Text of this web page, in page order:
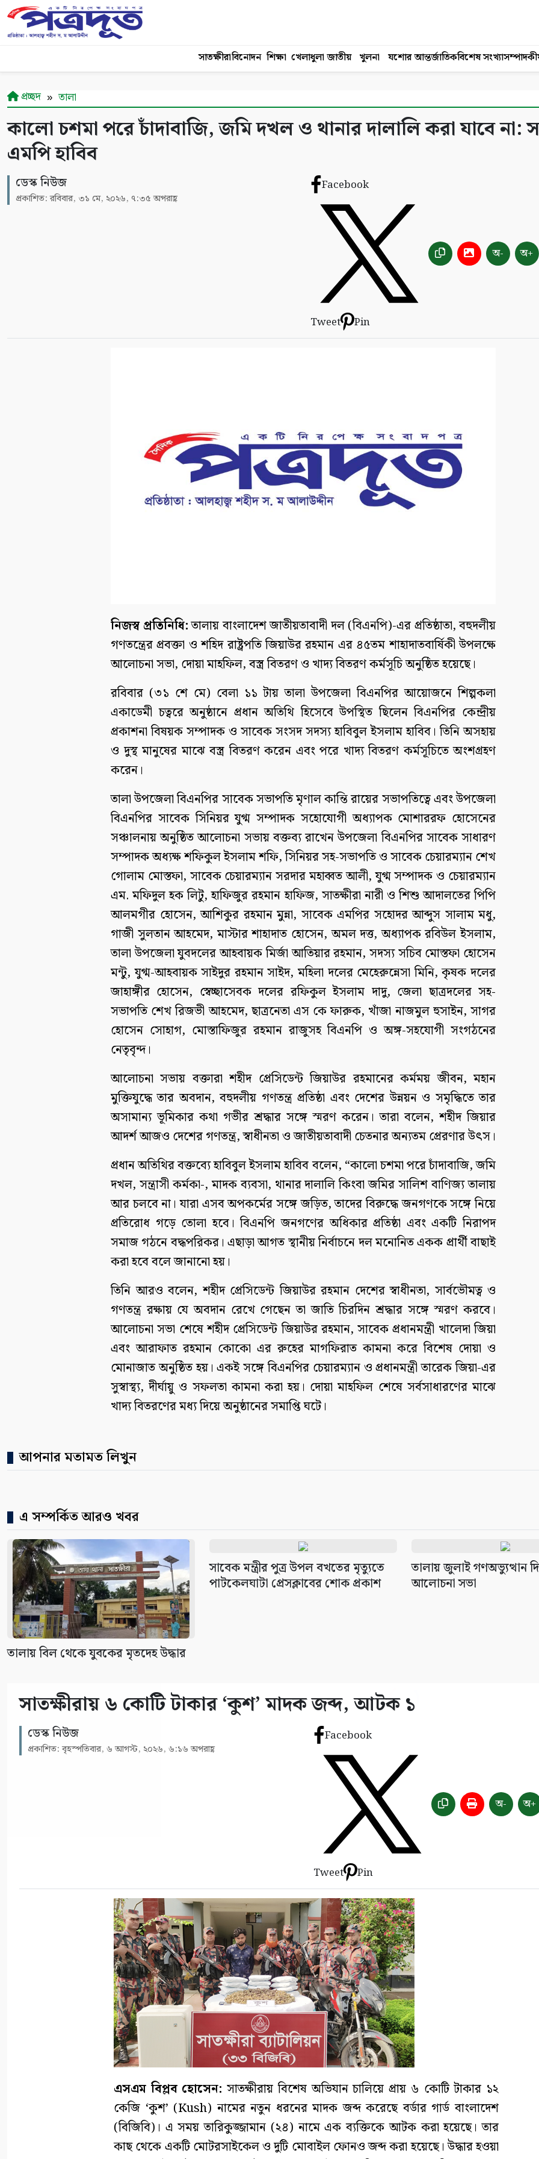
সাতক্ষীরাবিনোদন শিক্ষা খেলাধুলা জাতীয় খুলনা যশোর আন্তর্জাতিকবিশেষ সংখ্যা
প্রচ্ছদ তালা
কালো চশমা পরে চাঁদাবাজি, জমি দখল ও থানার দালালি করা যাবে না:
এমপি হাবিব
ডেস্ক নিউজ
প্রকাশিত: রবিবার, ৩১ মে, ২০২৬, ৭:৩৫ অপরাহ্ণ
Facebook
Tweet Pin
অ- অ+
নিজস্ব প্রতিনিধি:তালায় বাংলাদেশ জাতীয়তাবাদী দল (বিএনপি)-এর প্রতিষ্ঠাতা, বহুদলীয়
গণতন্ত্রের প্রবক্তা ও শহিদ রাষ্ট্রপতি জিয়াউর রহমান এর ৪৫তম শাহাদাতবার্ষিকী উপলক্ষে
আলোচনা সভা, দোয়া মাহফিল, বস্ত্র বিতরণ ও খাদ্য বিতরণ কর্মসূচি অনুষ্ঠিত হয়েছে।
রবিবার (৩১ শে মে) বেলা ১১ টায় তালা উপজেলা বিএনপির আয়োজনে শিল্পকলা
একাডেমী চত্বরে অনুষ্ঠানে প্রধান অতিথি হিসেবে উপস্থিত ছিলেন বিএনপির কেন্দ্রীয়
প্রকাশনা বিষয়ক সম্পাদক ও সাবেক সংসদ সদস্য হাবিবুল ইসলাম হাবিব। তিনি অসহায়
ও দুস্থ মানুষের মাঝে বস্ত্র বিতরণ করেন এবং পরে খাদ্য বিতরণ কর্মসূচিতে অংশগ্রহণ
করেন।
তালা উপজেলা বিএনপির সাবেক সভাপতি মৃণাল কান্তি রায়ের সভাপতিত্বে এবং উপজেলা
বিএনপির সাবেক সিনিয়র যুগ্ম সম্পাদক সহোযোগী অধ্যাপক মোশাররফ হোসেনের
সঞ্চালনায় অনুষ্ঠিত আলোচনা সভায় বক্তব্য রাখেন উপজেলা বিএনপির সাবেক সাধারণ
সম্পাদক অধ্যক্ষ শফিকুল ইসলাম শফি, সিনিয়র সহ-সভাপতি ও সাবেক চেয়ারম্যান শেখ
গোলাম মোস্তফা, সাবেক চেয়ারম্যান সরদার মহাব্বত আলী, যুগ্ম সম্পাদক ও চেয়ারম্যান
এম. মফিদুল হক লিটু, হাফিজুর রহমান হাফিজ, সাতক্ষীরা নারী ও শিশু আদালতের পিপি
আলমগীর হোসেন, আশিকুর রহমান মুন্না, সাবেক এমপির সহোদর আব্দুস সালাম মধু,
গাজী সুলতান আহমেদ, মাস্টার শাহাদাত হোসেন, অমল দত্ত, অধ্যাপক রবিউল ইসলাম,
তালা উপজেলা যুবদলের আহবায়ক মির্জা আতিয়ার রহমান, সদস্য সচিব মোস্তফা হোসেন
মন্টু, যুগ্ম-আহবায়ক সাইদুর রহমান সাইদ, মহিলা দলের মেহেরুন্নেসা মিনি, কৃষক দলের
জাহাঙ্গীর হোসেন, স্বেচ্ছাসেবক দলের রফিকুল ইসলাম দাদু, জেলা ছাত্রদলের সহ-
সভাপতি শেখ রিজভী আহমেদ, ছাত্রনেতা এস কে ফারুক, খাঁজা নাজমুল হুসাইন, সাগর
হোসেন সোহাগ, মোস্তাফিজুর রহমান রাজুসহ বিএনপি ও অঙ্গ-সহযোগী সংগঠনের
নেতৃবৃন্দ।
আলোচনা সভায় বক্তারা শহীদ প্রেসিডেন্ট জিয়াউর রহমানের কর্মময় জীবন, মহান
মুক্তিযুদ্ধে তার অবদান, বহুদলীয় গণতন্ত্র প্রতিষ্ঠা এবং দেশের উন্নয়ন ও সমৃদ্ধিতে তার
অসামান্য ভূমিকার কথা গভীর শ্রদ্ধার সঙ্গে স্মরণ করেন। তারা বলেন, শহীদ জিয়ার
আদর্শ আজও দেশের গণতন্ত্র, স্বাধীনতা ও জাতীয়তাবাদী চেতনার অন্যতম প্রেরণার উৎস।
প্রধান অতিথির বক্তব্যে হাবিবুল ইসলাম হাবিব বলেন, “কালো চশমা পরে চাঁদাবাজি, জমি
দখল, সন্ত্রাসী কর্মকা-, মাদক ব্যবসা, থানার দালালি কিংবা জমির সালিশ বাণিজ্য তালায়
আর চলবে না। যারা এসব অপকর্মের সঙ্গে জড়িত, তাদের বিরুদ্ধে জনগণকে সঙ্গে নিয়ে
প্রতিরোধ গড়ে তোলা হবে। বিএনপি জনগণের অধিকার প্রতিষ্ঠা এবং একটি নিরাপদ
সমাজ গঠনে বদ্ধপরিকর। এছাড়া আগত স্থানীয় নির্বাচনে দল মনোনিত একক প্রার্থী বাছাই
করা হবে বলে জানানো হয়।
তিনি আরও বলেন, শহীদ প্রেসিডেন্ট জিয়াউর রহমান দেশের স্বাধীনতা, সার্বভৌমত্ব ও
গণতন্ত্র রক্ষায় যে অবদান রেখে গেছেন তা জাতি চিরদিন শ্রদ্ধার সঙ্গে স্মরণ করবে।
আলোচনা সভা শেষে শহীদ প্রেসিডেন্ট জিয়াউর রহমান, সাবেক প্রধানমন্ত্রী খালেদা জিয়া
এবং আরাফাত রহমান কোকো এর রুহের মাগফিরাত কামনা করে বিশেষ দোয়া ও
মোনাজাত অনুষ্ঠিত হয়। একই সঙ্গে বিএনপির চেয়ারম্যান ও প্রধানমন্ত্রী তারেক জিয়া-এর
সুস্বাস্থ্য, দীর্ঘায়ু ও সফলতা কামনা করা হয়। দোয়া মাহফিল শেষে সর্বসাধারণের মাঝে
খাদ্য বিতরণের মধ্য দিয়ে অনুষ্ঠানের সমাপ্তি ঘটে।
আপনার মতামত লিখুন
এ সম্পর্কিত আরও খবর
তালায় বিল থেকে যুবকের মৃতদেহ উদ্ধার
সাবেক মন্ত্রীর পুত্র উপল বখতের মৃত্যুতে
পাটকেলঘাটা প্রেসক্লাবের শোক প্রকাশ
তালায় জুলাই গণঅভ্যুত্থান
আলোচনা সভা
সাতক্ষীরায় ৬ কোটি টাকার ‘কুশ’ মাদক জব্দ, আটক ১
ডেস্ক নিউজ
প্রকাশিত: বৃহস্পতিবার, ৬ আগস্ট, ২০২৬, ৬:১৬ অপরাহ্ণ
Facebook
Tweet Pin
অ- অ+
এসএম বিপ্লব হোসেন: সাতক্ষীরায় বিশেষ অভিযান চালিয়ে প্রায় ৬ কোটি টাকার ১২
কেজি ‘কুশ’ (Kush) নামের নতুন ধরনের মাদক জব্দ করেছে বর্ডার গার্ড বাংলাদেশ
(বিজিবি)। এ সময় তারিকুজ্জামান (২৪) নামে এক ব্যক্তিকে আটক করা হয়েছে। তার
কাছ থেকে একটি মোটরসাইকেল ও দুটি মোবাইল ফোনও জব্দ করা হয়েছে। উদ্ধার হওয়া